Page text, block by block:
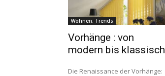
Wohnen: Trends
Vorhänge : von
modern bis klassisch
Die Renaissance der Vorhänge: